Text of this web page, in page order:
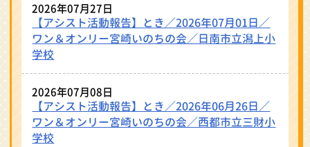
2026年07月27日
【アシスト活動報告】とき／2026年07月01日／
ワン＆オンリー宮崎いのちの会／日南市立潟上小
学校
2026年07月08日
【アシスト活動報告】とき／2026年06月26日／
ワン＆オンリー宮崎いのちの会／西都市立三財小
学校